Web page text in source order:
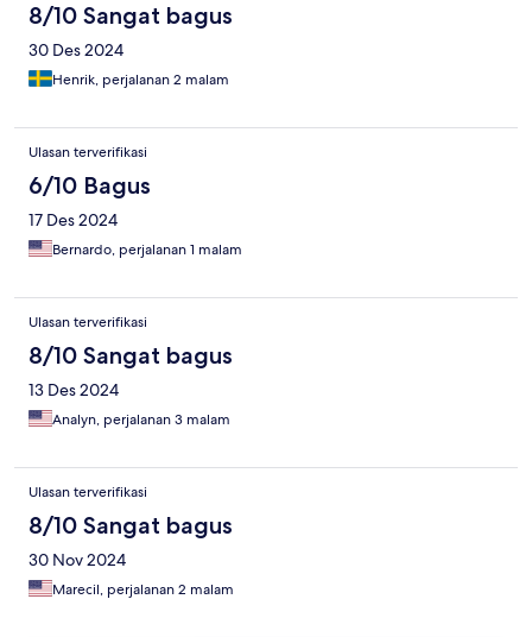
8/10 Sangat bagus
30 Des 2024
Henrik, perjalanan 2 malam
Ulasan terverifikasi
6/10 Bagus
17 Des 2024
Bernardo, perjalanan 1 malam
Ulasan terverifikasi
8/10 Sangat bagus
13 Des 2024
Analyn, perjalanan 3 malam
Ulasan terverifikasi
8/10 Sangat bagus
30 Nov 2024
Marecil, perjalanan 2 malam